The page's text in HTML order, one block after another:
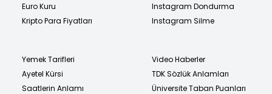
Euro Kuru
Kripto Para Fiyatları
Instagram Dondurma
Instagram Silme
Yemek Tarifleri
Ayetel Kürsi
Saatlerin Anlamı
Video Haberler
TDK Sözlük Anlamları
Üniversite Taban Puanları